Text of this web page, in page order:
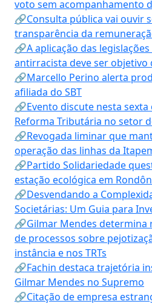
voto sem acompanhamento
🔗Consulta pública vai ouvir
transparência da
🔗A aplicação das
antirracista deve ser objetivo
🔗Marcello Perino alerta
afiliada do SBT
🔗Evento discute nesta sexta
Reforma Tributária no setor
🔗Revogada liminar que
operação das linhas da
🔗Partido Solidariedade
estação ecológica em
🔗Desvendando a
Societárias: Um Guia para
🔗Gilmar Mendes determina
de processos sobre
instância e nos TRTs
🔗Fachin destaca trajetória
Gilmar Mendes no Supremo
🔗Citação de empresa